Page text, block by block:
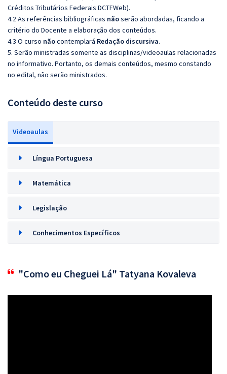
Créditos Tributários Federais DCTFWeb).
4.2 As referências bibliográficas nãoserão abordadas, ficando a
critério do Docente a elaboração dos conteúdos.
4.3 O curso nãocontemplará Redação discursiva.
5. Serão ministradas somente as disciplinas/videoaulas relacionadas
no informativo. Portanto, os demais conteúdos, mesmo constando
no edital, não serão ministrados.
Conteúdo deste curso
Videoaulas
Língua Portuguesa
Matemática
Legislação
Conhecimentos Específicos
"Como eu Cheguei Lá" Tatyana Kovaleva